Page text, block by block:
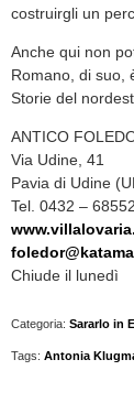
costruirgli un
Anche qui non
Romano, di suo,
Storie del
ANTICO
Via Udine, 41
Pavia di Udine
Tel. 0432 –
Chiude il lunedì
Categoria: Sararlo in
Tags: Antonia